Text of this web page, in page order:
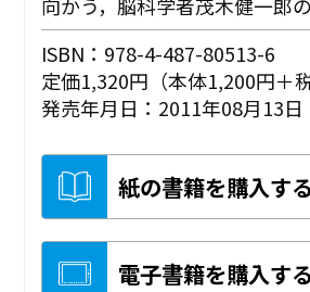
向かう，脳科学者茂木健一郎の
ISBN：978-4-487-80513-6
定価1,320円（本体1,200円＋
発売年月日：2011年08月13日
紙の書籍を購入する
電子書籍を購入する